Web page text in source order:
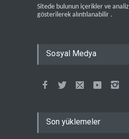
Sitede bulunun içerikler ve
gösterilerek alıntılanabilir .
Sosyal Medya
Son yüklemeler